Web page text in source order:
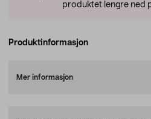
produktet lengre ned
Produktinformasjon
Mer informasjon